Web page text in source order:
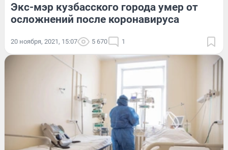
Экс-мэр кузбасского города умер от
осложнений после коронавируса
20 ноября, 2021, 15:07 5 670 1